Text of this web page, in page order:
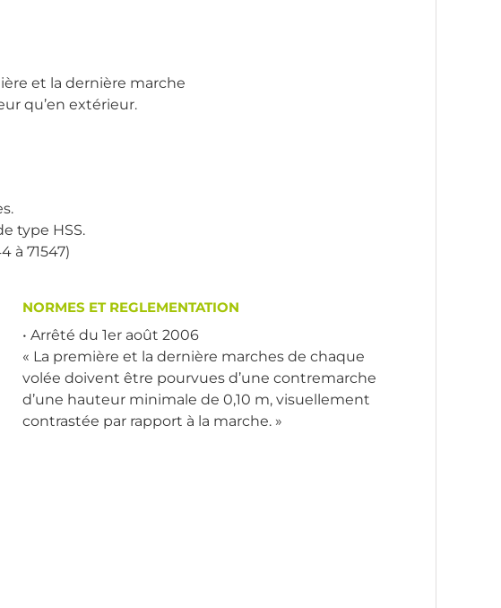
et la dernière marche
qu’en extérieur.
type HSS.
à 71547)
NORMES ET REGLEMENTATION
• Arrêté du 1er août 2006
« La première et la dernière marches de chaque
volée doivent être pourvues d’une contremarche
d’une hauteur minimale de 0,10 m, visuellement
contrastée par rapport à la marche. »